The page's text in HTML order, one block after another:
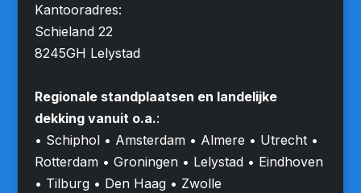
Kantooradres:
Schieland 22
8245GH Lelystad
Regionale standplaatsen en landelijke
dekking vanuit o.a.:
• Schiphol • Amsterdam • Almere • Utrecht •
Rotterdam • Groningen • Lelystad • Eindhoven
• Tilburg • Den Haag • Zwolle